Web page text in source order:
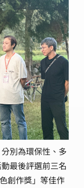
別為環保性、多
最後評選前三名
創作獎」等佳作